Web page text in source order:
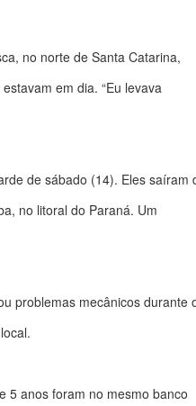
no norte de Santa Catarina,
em dia. “Eu levava
de sábado (14). Eles saíram
no litoral do Paraná. Um
problemas mecânicos durante
5 anos foram no mesmo banco